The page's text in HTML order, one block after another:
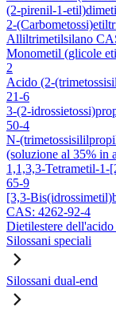
(2-pirenil-1-
2-
Alliltrimetilsilano
Monometil (glicole
2
Acido (2-
21-6
3-(2-
50-4
N-
(soluzione al 35% in
1,1,3,3-Tetrametil-1-
65-9
[3,3-
CAS: 4262-92-4
Dietilestere
Silossani speciali
Silossani dual-end